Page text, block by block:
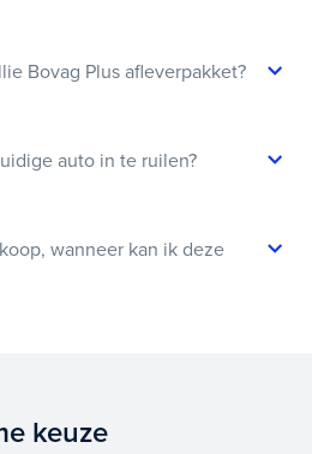
Bovag Plus afleverpakket?
auto in te ruilen?
wanneer kan ik deze
keuze